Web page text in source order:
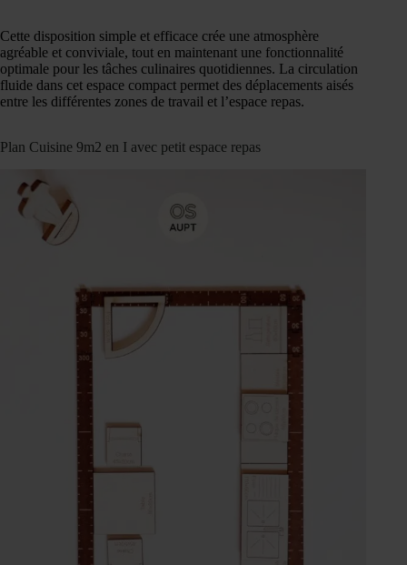
Cette disposition simple et efficace crée une atmosphère
agréable et conviviale, tout en maintenant une fonctionnalité
optimale pour les tâches culinaires quotidiennes. La circulation
fluide dans cet espace compact permet des déplacements aisés
entre les différentes zones de travail et l’espace repas.
Plan Cuisine 9m2 en I avec petit espace repas